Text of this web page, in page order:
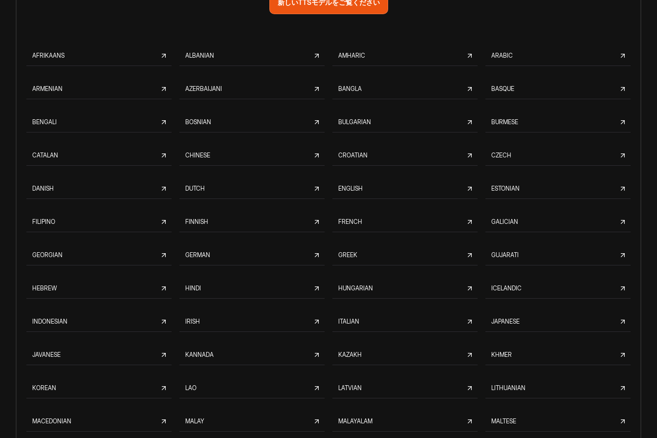
新しいTTSモデルをご覧ください
AFRIKAANS ALBANIAN AMHARIC ARABIC
ARMENIAN AZERBAIJANI BANGLA BASQUE
BENGALI BOSNIAN BULGARIAN BURMESE
CATALAN CHINESE CROATIAN CZECH
DANISH DUTCH ENGLISH ESTONIAN
FILIPINO FINNISH FRENCH GALICIAN
GEORGIAN GERMAN GREEK GUJARATI
HEBREW HINDI HUNGARIAN ICELANDIC
INDONESIAN IRISH ITALIAN JAPANESE
JAVANESE KANNADA KAZAKH KHMER
KOREAN LAO LATVIAN LITHUANIAN
MACEDONIAN MALAY MALAYALAM MALTESE